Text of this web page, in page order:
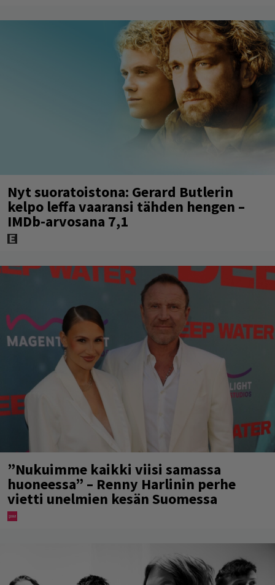
Nyt suoratoistona: Gerard Butlerin
kelpo leffa vaaransi tähden hengen –
IMDb-arvosana 7,1
”Nukuimme kaikki viisi samassa
huoneessa” – Renny Harlinin perhe
vietti unelmien kesän Suomessa